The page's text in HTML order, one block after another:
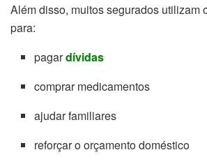
Além disso, muitos segurados utilizam
para:
pagardívidas
comprar medicamentos
ajudar familiares
reforçar o orçamento doméstico